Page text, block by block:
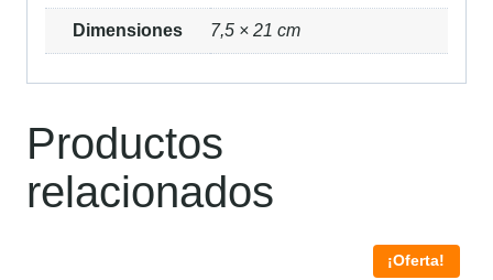
Dimensiones 7,5 × 21 cm
Productos
relacionados
¡Oferta!